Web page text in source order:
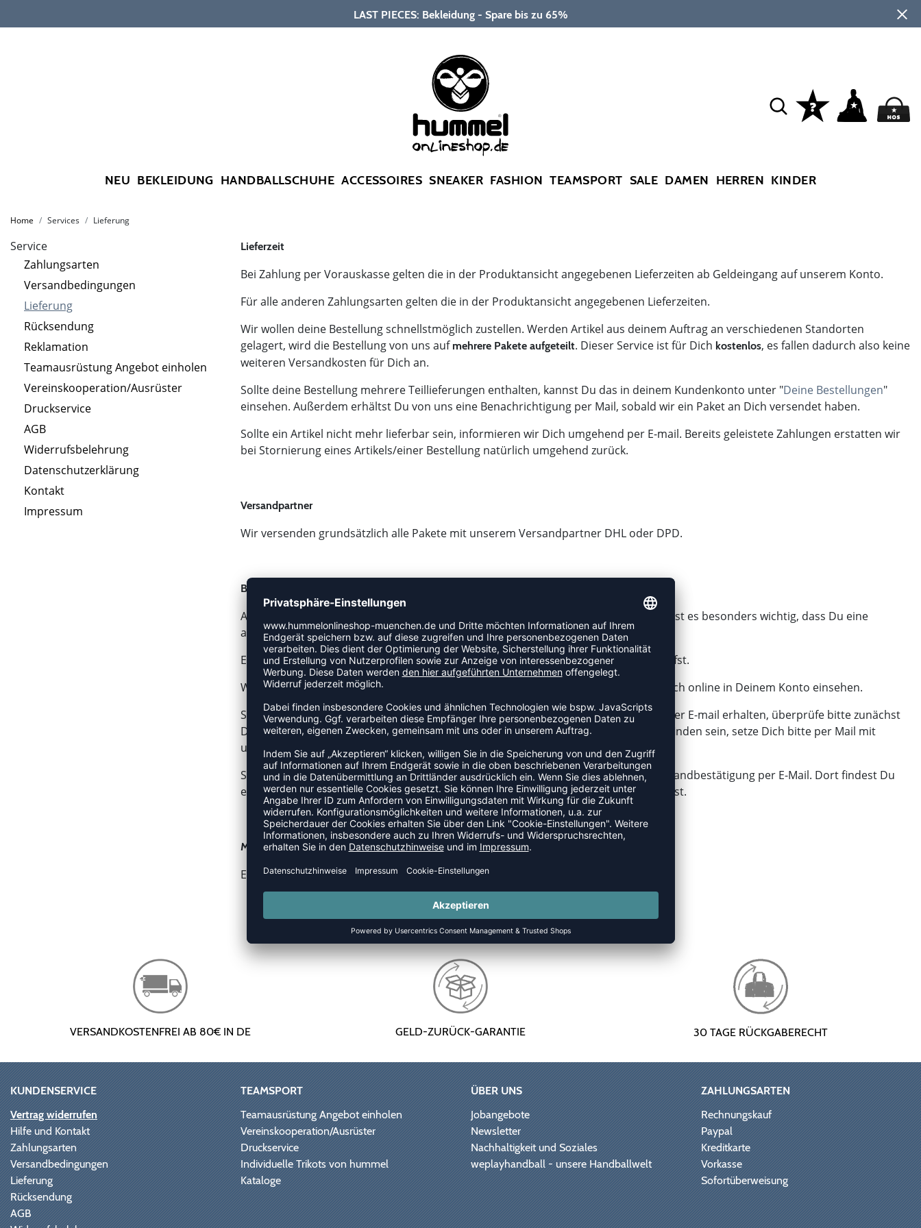
LAST PIECES: Bekleidung - Spare bis zu 65%
NEU BEKLEIDUNG HANDBALLSCHUHE ACCESSOIRES SNEAKER FASHION TEAMSPORT SALE DAMEN HERREN KINDER
Home Services Lieferung
Service
Zahlungsarten
Versandbedingungen
Lieferung
Rücksendung
Reklamation
Teamausrüstung Angebot einholen
Vereinskooperation/Ausrüster
Druckservice
AGB
Widerrufsbelehrung
Datenschutzerklärung
Kontakt
Impressum
Lieferzeit
Bei Zahlung per Vorauskasse gelten die in der Produktansicht angegebenen Lieferzeiten ab Geldeingang auf unserem Konto.
Für alle anderen Zahlungsarten gelten die in der Produktansicht angegebenen Lieferzeiten.
Wir wollen deine Bestellung schnellstmöglich zustellen. Werden Artikel aus deinem Auftrag an verschiedenen Standorten
gelagert, wird die Bestellung von uns auf mehrere Pakete aufgeteilt. Dieser Service ist für Dich kostenlos, es fallen dadurch also keine
weiteren Versandkosten für Dich an.
Sollte deine Bestellung mehrere Teillieferungen enthalten, kannst Du das in deinem Kundenkonto unter "Deine Bestellungen"
einsehen. Außerdem erhältst Du von uns eine Benachrichtigung per Mail, sobald wir ein Paket an Dich versendet haben.
Sollte ein Artikel nicht mehr lieferbar sein, informieren wir Dich umgehend per E-mail. Bereits geleistete Zahlungen erstatten wir
bei Stornierung eines Artikels/einer Bestellung natürlich umgehend zurück.
Versandpartner
Wir versenden grundsätzlich alle Pakete mit unserem Versandpartner DHL oder DPD.
Bestellstatus
Alle Informationen über den Status Deiner Bestellung erhältst Du per E-Mail. Daher ist es besonders wichtig, dass Du eine
aktuelle
E-mail-Adresse bei Deiner Bestellung angibst und regelmäßig Deine E-Mails überprüfst.
Wenn du ein Kundenkonto bei uns angelegt hast, kannst du den aktuellen Status auch online in Deinem Konto einsehen.
Solltest Du innerhalb von 15 Minuten nach Bestellabgabe keine Bestellbestätigung per E-mail erhalten, überprüfe bitte zunächst
Deinen Spam-Filter. Sollte dort auch keine Nachricht von hummelonlineshop.de zu finden sein, setze Dich bitte per Mail mit
unserem Customer Support unter
support@hummelonlineshop.de
in Verbindung.
Sobald Dein Paket von DPD oder DHL bei uns abgeholt wurde, erhältst Du eine Versandbestätigung per E-Mail. Dort findest Du
einen Sendungscode, mit dem Du den Status Deiner Sendung online verfolgen kannst.
Mindestbestellwert
Es gibt keinen Mindestbestellwert.
VERSANDKOSTENFREI AB 80€ IN DE GELD-ZURÜCK-GARANTIE 30 TAGE RÜCKGABERECHT
KUNDENSERVICE
Vertrag widerrufen
Hilfe und Kontakt
Zahlungsarten
Versandbedingungen
Lieferung
Rücksendung
AGB
TEAMSPORT
Teamausrüstung Angebot einholen
Vereinskooperation/Ausrüster
Druckservice
Individuelle Trikots von hummel
Kataloge
ÜBER UNS
Jobangebote
Newsletter
Nachhaltigkeit und Soziales
weplayhandball - unsere Handballwelt
ZAHLUNGSARTEN
Rechnungskauf
Paypal
Kreditkarte
Vorkasse
Sofortüberweisung